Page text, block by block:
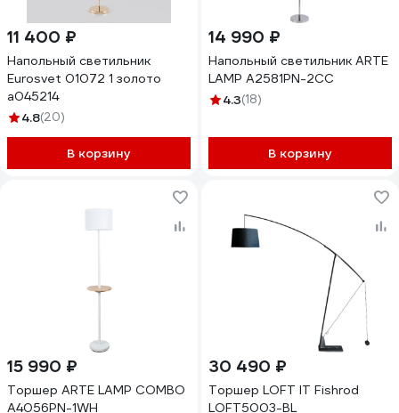
11 400 ₽
Напольный светильник
Eurosvet 01072 1 золото
a045214
4.8(20)
В корзину
14 990 ₽
Напольный светильник ARTE
LAMP A2581PN-2CC
4.3(18)
В корзину
15 990 ₽
Торшер ARTE LAMP COMBO
A4056PN-1WH
30 490 ₽
Торшер LOFT IT Fishrod
LOFT5003-BL